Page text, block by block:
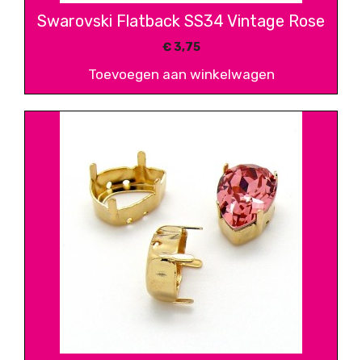
Swarovski Flatback SS34 Vintage Rose
€3,75
Toevoegen aan winkelwagen